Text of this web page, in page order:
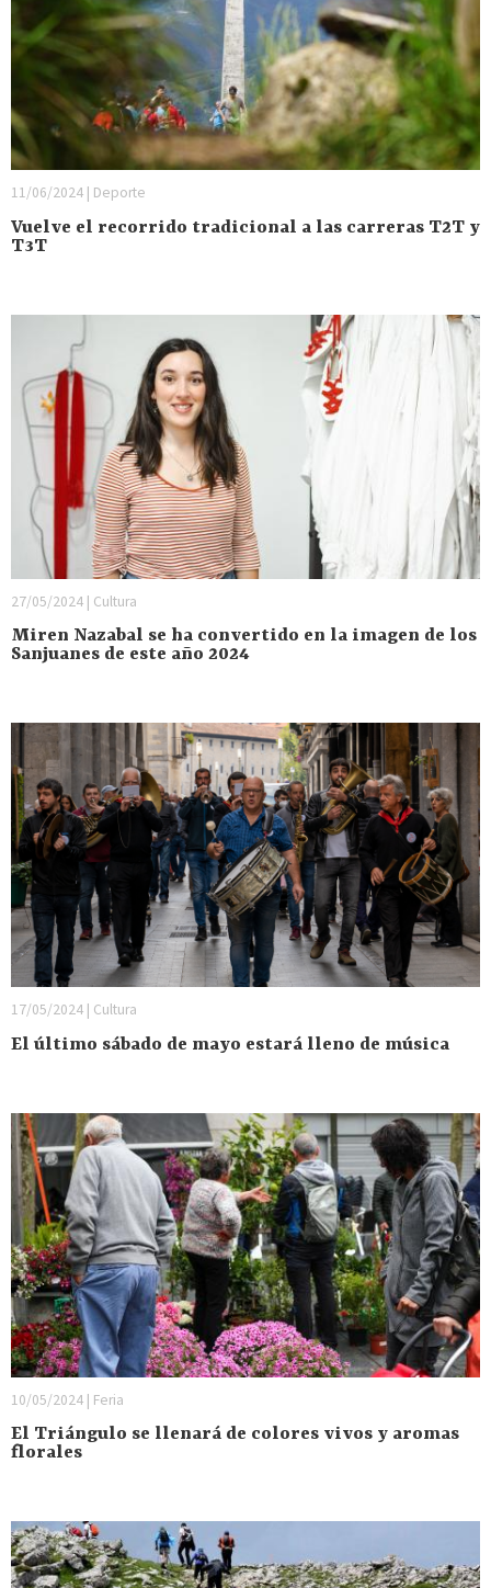
11/06/2024 | Deporte
Vuelve el recorrido tradicional a las carreras T2T y
T3T
27/05/2024 | Cultura
Miren Nazabal se ha convertido en la imagen de los
Sanjuanes de este año 2024
17/05/2024 | Cultura
El último sábado de mayo estará lleno de música
10/05/2024 | Feria
El Triángulo se llenará de colores vivos y aromas
florales